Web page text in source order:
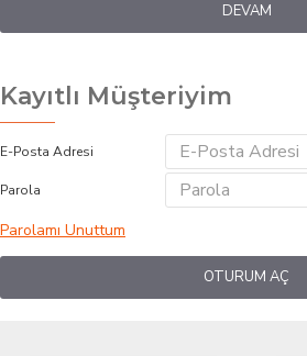
DEVAM
Kayıtlı Müşteriyim
E-Posta Adresi
Parola
Parolamı Unuttum
OTURUM AÇ